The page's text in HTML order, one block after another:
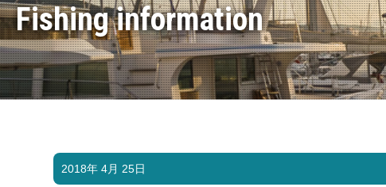
Fishing information
2018年 4月 25日